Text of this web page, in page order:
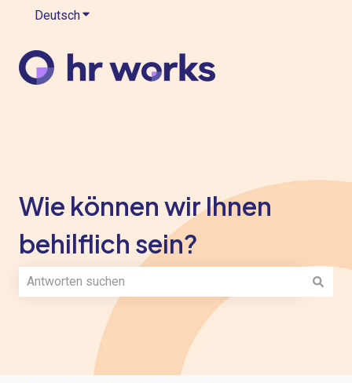
DeutschUntermenü für Übersetzungen anzeigen
Wie können wir Ihnen
behilflich sein?
Es gibt keine Vorschläge, da das Suchfeld leer ist.